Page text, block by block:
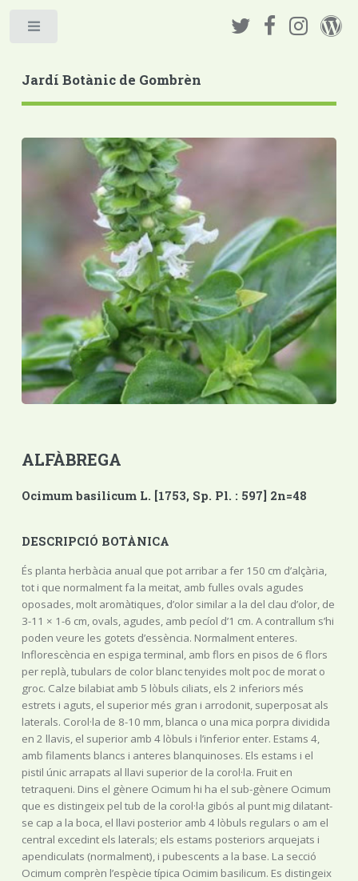
Jardí Botànic de Gombrèn
ALFÀBREGA
Ocimum basilicum L. [1753, Sp. Pl. : 597] 2n=48
DESCRIPCIÓ BOTÀNICA
És planta herbàcia anual que pot arribar a fer 150 cm d’alçària,
tot i que normalment fa la meitat, amb fulles ovals agudes
oposades, molt aromàtiques, d’olor similar a la del clau d’olor, de
3-11 × 1-6 cm, ovals, agudes, amb pecíol d’1 cm. A contrallum s’hi
poden veure les gotets d’essència. Normalment enteres.
Inflorescència en espiga terminal, amb flors en pisos de 6 flors
per replà, tubulars de color blanc tenyides molt poc de morat o
groc. Calze bilabiat amb 5 lòbuls ciliats, els 2 inferiors més
estrets i aguts, el superior més gran i arrodonit, superposat als
laterals. Corol·la de 8-10 mm, blanca o una mica porpra dividida
en 2 llavis, el superior amb 4 lòbuls i l’inferior enter. Estams 4,
amb filaments blancs i anteres blanquinoses. Els estams i el
pistil únic arrapats al llavi superior de la corol·la. Fruit en
tetraqueni. Dins el gènere Ocimum hi ha el sub-gènere Ocimum
que es distingeix pel tub de la corol·la gibós al punt mig dilatant-
se cap a la boca, el llavi posterior amb 4 lòbuls regulars o am el
central excedint els laterals; els estams posteriors arquejats i
apendiculats (normalment), i pubescents a la base. La secció
Ocimum comprèn l’espècie típica Ocimim basilicum. Es distingeix